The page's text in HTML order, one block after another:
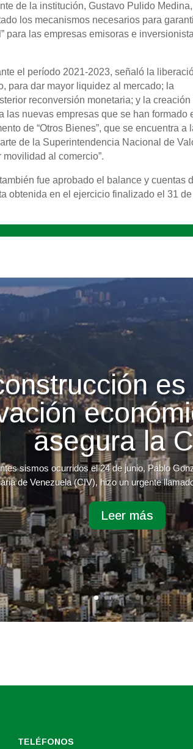
de la institución, Gustavo Pulido Medina,
los mecanismos necesarios para
para las empresas emisoras e
el período 2021-2023, señaló la
para dar mayor liquidez al mercado; la
reconversión monetaria; y la creación
nuevas empresas que se han formado
de “Otros Bienes”, que se encuentra a
de la Superintendencia Nacional de
al comercio”.
fue aprobado el balance y cuentas
obtenida en el ejercicio finalizado el 31 de
asegura la
sismos ocurridos el 24 de junio, Pablo
de Venezuela (CIV), hizo un urgente
Leer más
TELÉFONOS